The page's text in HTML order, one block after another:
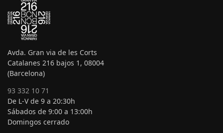
Avda. Gran via de les Corts
Catalanes 216 bajos 1, 08004
(Barcelona)
93 332 10 71
De L-V de 9 a 20:30h
Sábados de 9:00 a 13:00h
Domingos cerrado